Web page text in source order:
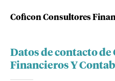
Coficon Consultores
Datos de contacto
Financieros Y